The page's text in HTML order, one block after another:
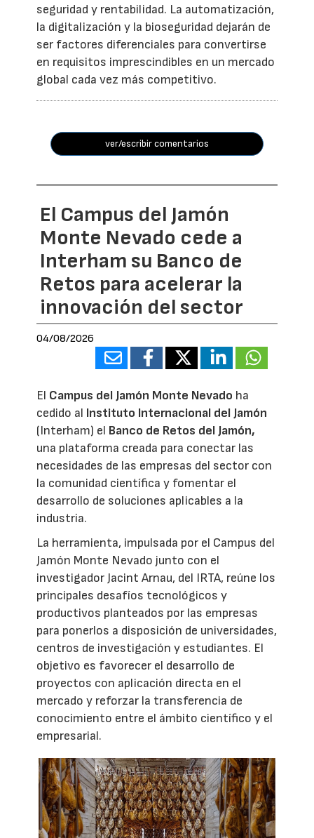
seguridad y rentabilidad. La automatización,
la digitalización y la bioseguridad dejarán de
ser factores diferenciales para convertirse
en requisitos imprescindibles en un mercado
global cada vez más competitivo.
ver/escribir comentarios
El Campus del Jamón
Monte Nevado cede a
Interham su Banco de
Retos para acelerar la
innovación del sector
04/08/2026
El Campus del Jamón Monte Nevado ha
cedido al Instituto Internacional del Jamón
(Interham) el Banco de Retos del Jamón,
una plataforma creada para conectar las
necesidades de las empresas del sector con
la comunidad científica y fomentar el
desarrollo de soluciones aplicables a la
industria.
La herramienta, impulsada por el Campus del
Jamón Monte Nevado junto con el
investigador Jacint Arnau, del IRTA, reúne los
principales desafíos tecnológicos y
productivos planteados por las empresas
para ponerlos a disposición de universidades,
centros de investigación y estudiantes. El
objetivo es favorecer el desarrollo de
proyectos con aplicación directa en el
mercado y reforzar la transferencia de
conocimiento entre el ámbito científico y el
empresarial.